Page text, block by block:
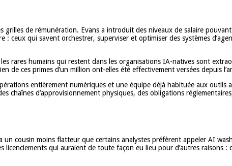
grilles de rémunération. Evans a introduit des niveaux de salaire
: ceux qui savent orchestrer, superviser et optimiser des systèmes
rares humains qui restent dans les organisations IA-natives sont
de ces primes d’un million ont-elles été effectivement versées depuis
entièrement numériques et une équipe déjà habituée aux
chaînes d’approvisionnement physiques, des obligations
cousin moins flatteur que certains analystes préfèrent appeler AI
licenciements qui auraient de toute façon eu lieu pour d’autres raisons